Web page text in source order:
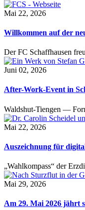
Mai 22, 2026
Willkommen auf der
Der FC Schaffhausen
Juni 02, 2026
After-Work-Event in
Waldshut-Tiengen —
Mai 22, 2026
Auszeichnung für
„Wahlkompass“ der
Mai 29, 2026
Am 29. Mai 2026 jährt